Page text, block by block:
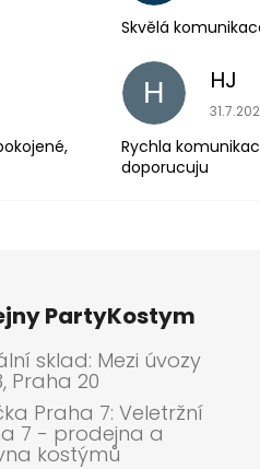
Skvělá
H HJ
Rychla
doporucuju
PartyKostym
sklad: Mezi úvozy
Praha 20
Praha 7: Veletržní
7 - prodejna a
kostýmů